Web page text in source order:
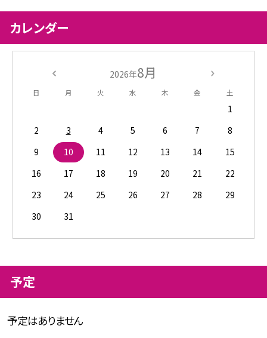
カレンダー
2026年8月
日 月 火 水 木 金 土
1
2
3 4 5 6 7
8
9
10 11 12 13 14
15
16
17 18 19 20 21
22
23
24 25 26 27 28
29
30
31
予定
予定はありません